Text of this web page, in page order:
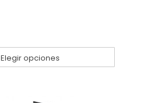
Elegir opciones